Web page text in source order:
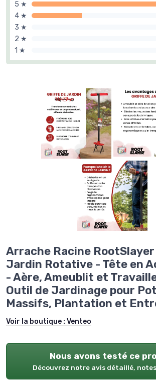
5 ★
4 ★
3 ★
2 ★
1 ★
Arrache Racine
Jardin Rotative - Tête en
- Aère, Ameublit et
Outil de Jardinage pour
Massifs, Plantation et
Voir la boutique : Venteo
Nous avons testé ce
Découvrez notre avis détaillé,